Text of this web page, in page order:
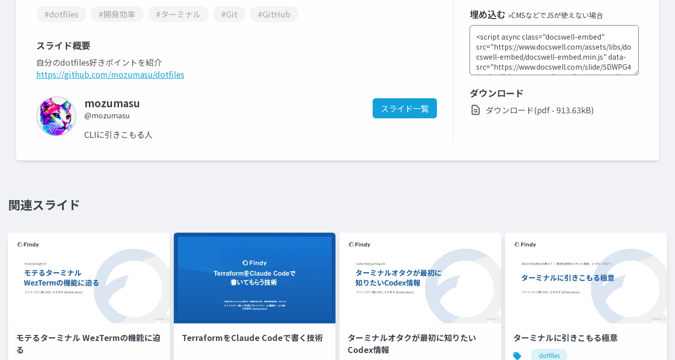
#dotfiles #開発効率 #ターミナル #Git #GitHub
スライド概要
自分のdotfiles好きポイントを紹介
https://github.com/mozumasu/dotfiles
mozumasu
@mozumasu
スライド一覧
CLIに引きこもる人
埋め込む »CMSなどでJSが使えない場合
ダウンロード
ダウンロード(pdf - 913.63kB)
関連スライド
モテるターミナル WezTermの機能に迫
る
TerraformをClaude Codeで書く技術
ターミナルオタクが最初に知りたい
Codex情報
ターミナルに引きこもる極意
dotfiles